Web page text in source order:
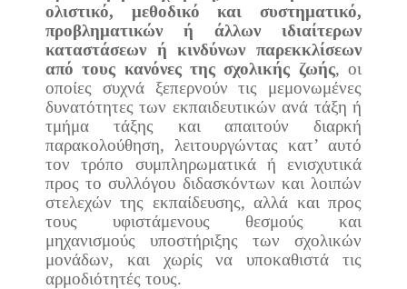
ολιστικό, μεθοδικό και συστηματικό,
προβληματικών ή άλλων ιδιαίτερων
καταστάσεων ή κινδύνων παρεκκλίσεων
από τους κανόνες της σχολικής ζωής, οι
οποίες συχνά ξεπερνούν τις μεμονωμένες
δυνατότητες των εκπαιδευτικών ανά τάξη ή
τμήμα τάξης και απαιτούν διαρκή
παρακολούθηση, λειτουργώντας κατ’ αυτό
τον τρόπο συμπληρωματικά ή ενισχυτικά
προς το συλλόγου διδασκόντων και λοιπών
στελεχών της εκπαίδευσης, αλλά και προς
τους υφιστάμενους θεσμούς και
μηχανισμούς υποστήριξης των σχολικών
μονάδων, και χωρίς να υποκαθιστά τις
αρμοδιότητές τους.